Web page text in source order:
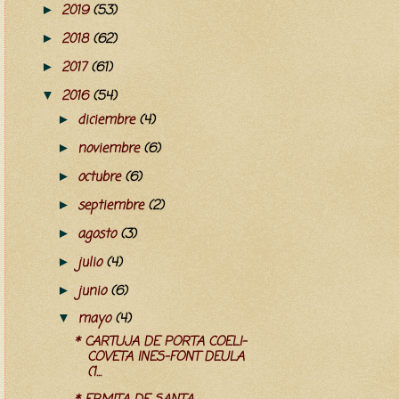
► 2019(53)
► 2018(62)
► 2017(61)
▼ 2016(54)
► diciembre(4)
► noviembre(6)
► octubre(6)
► septiembre(2)
► agosto(3)
► julio(4)
► junio(6)
▼ mayo(4)
* CARTUJA DE PORTA COELI-
COVETA INES-FONT DEULA
(1...